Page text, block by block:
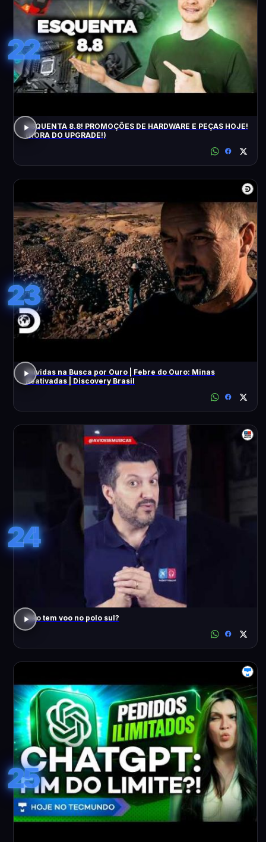
22
ESQUENTA 8.8! PROMOÇÕES DE HARDWARE E PEÇAS HOJE!
(HORA DO UPGRADE!)
23
Dúvidas na Busca por Ouro | Febre do Ouro: Minas
Reativadas | Discovery Brasil
24
Não tem voo no polo sul?
25